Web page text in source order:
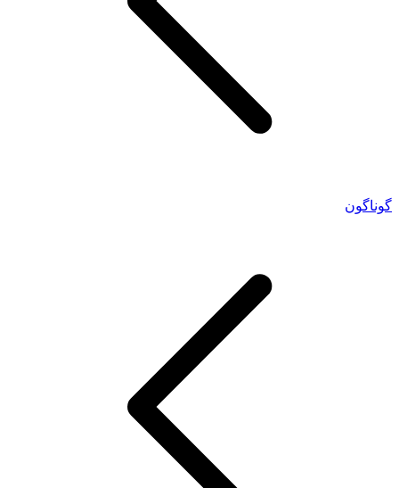
گوناگون